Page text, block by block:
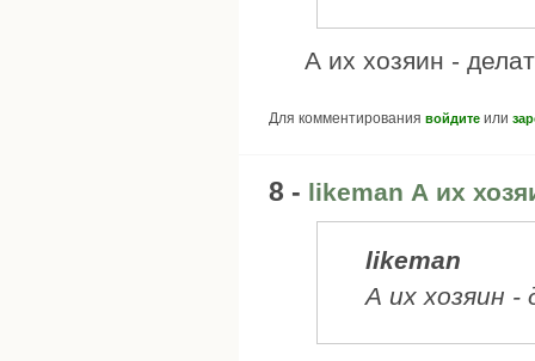
А их хозяин -
Для комментирования войдите или
8 - likeman А их
likeman
А их хозяин -